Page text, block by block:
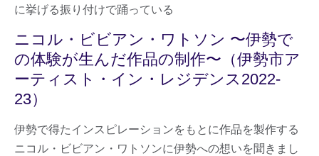
ニコル・ビビアン・ワトソン 〜伊勢で
の体験が生んだ作品の制作〜（伊勢市ア
ーティスト・イン・レジデンス2022-
23）
伊勢で得たインスピレーションをもとに作品を製作する
ニコル・ビビアン・ワトソンに伊勢への想いを聞きまし